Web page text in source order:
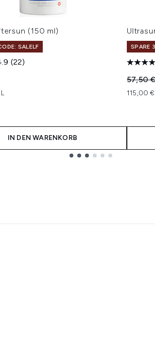
(150 ml)
SALELF
(22)
IN DEN WARENKORB
SPARE
57,50
115,00